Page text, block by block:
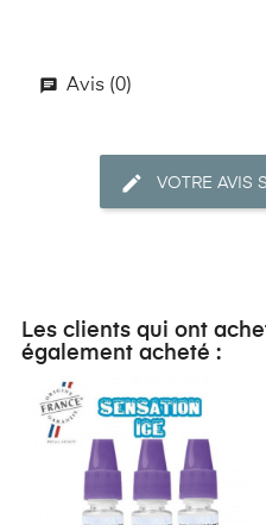
Avis (0)
VOTRE AVIS
Les clients qui ont
également acheté :